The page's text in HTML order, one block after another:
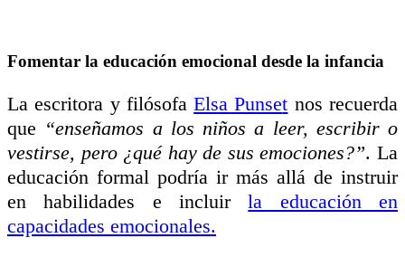
Fomentar la educación emocional desde la infancia
La escritora y filósofaElsa Punset nos recuerda
que “enseñamos a los niños a leer, escribir o
vestirse, pero ¿qué hay de sus emociones?”. La
educación formal podría ir más allá de instruir
en habilidades e incluirla educación en
capacidades emocionales.